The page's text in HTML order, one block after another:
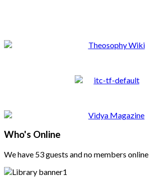
Who's Online
We have 53 guests and no members online